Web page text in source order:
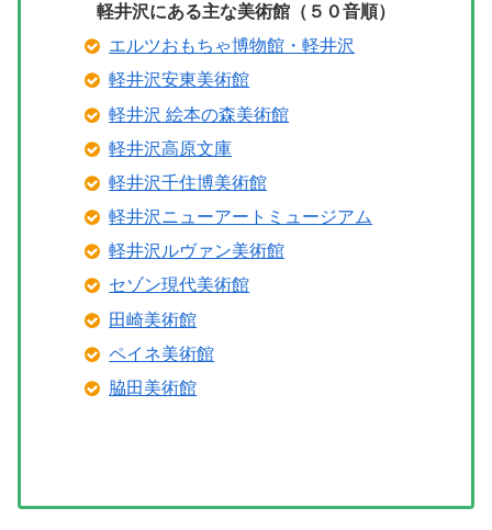
軽井沢にある主な美術館（５０音順）
エルツおもちゃ博物館・軽井沢
軽井沢安東美術館
軽井沢 絵本の森美術館
軽井沢高原文庫
軽井沢千住博美術館
軽井沢ニューアートミュージアム
軽井沢ルヴァン美術館
セゾン現代美術館
田崎美術館
ペイネ美術館
脇田美術館